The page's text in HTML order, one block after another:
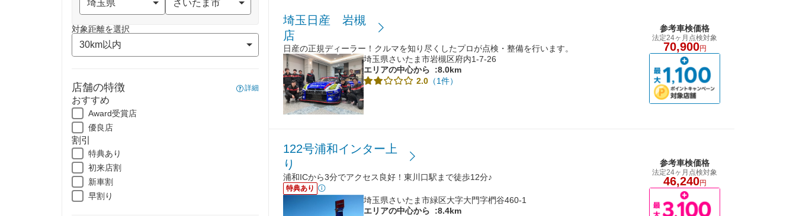
対象距離を選択
店舗の特徴 詳細
おすすめ
Award受賞店
優良店
割引
特典あり
初来店割
新車割
早割り
埼玉日産 岩槻
店
日産の正規ディーラー！クルマを知り尽くしたプロが点検・整備を行います。
埼玉県さいたま市岩槻区府内1-7-26
エリアの中心から
:8.0km
2.0 （1件）
参考車検価格
法定24ヶ月点検対象
70,900円
122号浦和インター上
り
浦和ICから3分でアクセス良好！東川口駅まで徒歩12分♪
特典あり
埼玉県さいたま市緑区大字大門字椚谷460-1
エリアの中心から
:8.4km
参考車検価格
法定24ヶ月点検対象
46,240円